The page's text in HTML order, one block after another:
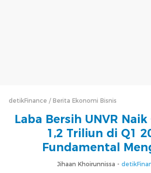
detikFinance Berita Ekonomi Bisnis
Laba Bersih UNVR Naik
1,2 Triliun di Q1
Fundamental
Jihaan Khoirunnissa -